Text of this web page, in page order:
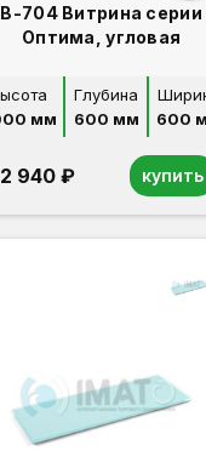
В-704 Витрина серии
Оптима, угловая
мм
Глубина
600 мм
600
940 ₽ купить